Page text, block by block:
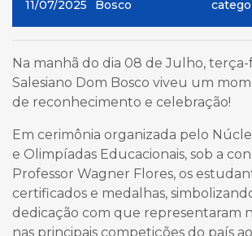
11/07/2025
Bosco
Na manhã do dia 08 de Julho, terça-
Salesiano Dom Bosco viveu um
de reconhecimento e celebração!
Em cerimônia organizada pelo
e Olimpíadas Educacionais, sob a
Professor Wagner Flores, os
certificados e medalhas,
dedicação com que representaram
nas principais competições do país